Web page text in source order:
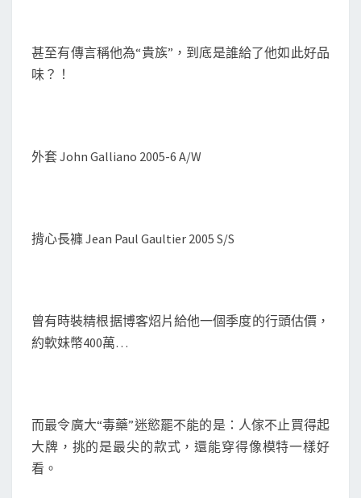
甚至有傳言稱他為“貴族”，到底是誰給了他如此好品
味？！
外套 John Galliano 2005-6 A/W
揹心長褲 Jean Paul Gaultier 2005 S/S
曾有時裝精根据博客炤片給他一個季度的行頭估價，
約軟妹幣400萬…
而最令廣大“毒藥”迷慾罷不能的是：人傢不止買得起
大牌，挑的是最尖的款式，還能穿得像模特一樣好
看。